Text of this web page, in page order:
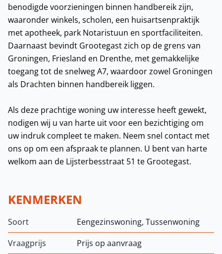
benodigde voorzieningen binnen handbereik zijn,
waaronder winkels, scholen, een huisartsenpraktijk
met apotheek, park Notaristuun en sportfaciliteiten.
Daarnaast bevindt Grootegast zich op de grens van
Groningen, Friesland en Drenthe, met gemakkelijke
toegang tot de snelweg A7, waardoor zowel Groningen
als Drachten binnen handbereik liggen.
Als deze prachtige woning uw interesse heeft gewekt,
nodigen wij u van harte uit voor een bezichtiging om
uw indruk compleet te maken. Neem snel contact met
ons op om een afspraak te plannen. U bent van harte
welkom aan de Lijsterbesstraat 51 te Grootegast.
KENMERKEN
Soort
Eengezinswoning, Tussenwoning
Vraagprijs
Prijs op aanvraag